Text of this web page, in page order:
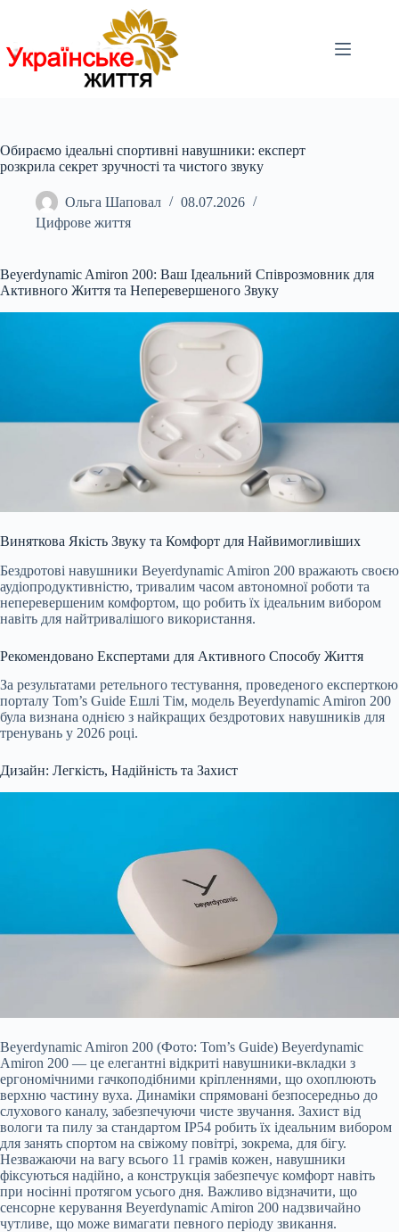
Обираємо ідеальні спортивні навушники: експерт
розкрила секрет зручності та чистого звуку
Ольга Шаповал
08.07.2026
Цифрове життя
Beyerdynamic Amiron 200: Ваш Ідеальний Співрозмовник для
Активного Життя та Неперевершеного Звуку
Виняткова Якість Звуку та Комфорт для Найвимогливіших
Бездротові навушники Beyerdynamic Amiron 200 вражають своєю
аудіопродуктивністю, тривалим часом автономної роботи та
неперевершеним комфортом, що робить їх ідеальним вибором
навіть для найтривалішого використання.
Рекомендовано Експертами для Активного Способу Життя
За результатами ретельного тестування, проведеного експерткою
порталу Tom’s Guide Ешлі Тім, модель Beyerdynamic Amiron 200
була визнана однією з найкращих бездротових навушників для
тренувань у 2026 році.
Дизайн: Легкість, Надійність та Захист
Beyerdynamic Amiron 200 (Фото: Tom’s Guide) Beyerdynamic
Amiron 200 — це елегантні відкриті навушники-вкладки з
ергономічними гачкоподібними кріпленнями, що охоплюють
верхню частину вуха. Динаміки спрямовані безпосередньо до
слухового каналу, забезпечуючи чисте звучання. Захист від
вологи та пилу за стандартом IP54 робить їх ідеальним вибором
для занять спортом на свіжому повітрі, зокрема, для бігу.
Незважаючи на вагу всього 11 грамів кожен, навушники
фіксуються надійно, а конструкція забезпечує комфорт навіть
при носінні протягом усього дня. Важливо відзначити, що
сенсорне керування Beyerdynamic Amiron 200 надзвичайно
чутливе, що може вимагати певного періоду звикання.